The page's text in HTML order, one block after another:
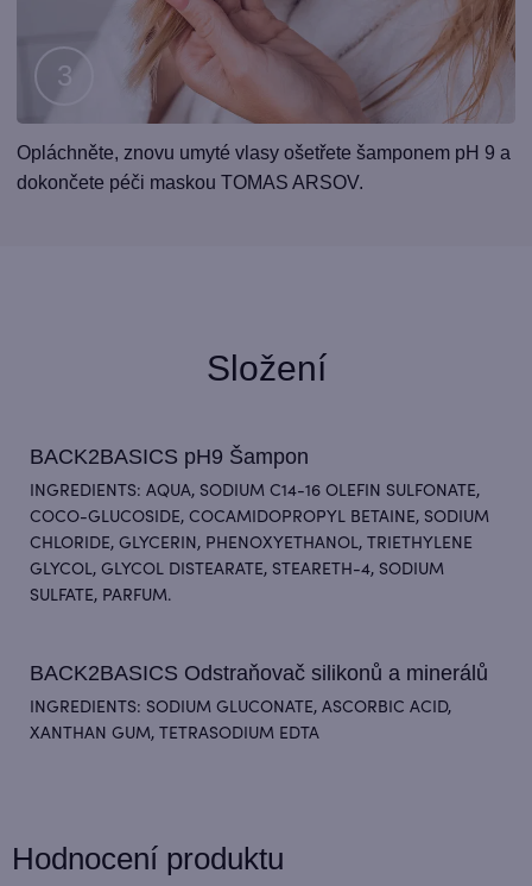
Krok
3
Opláchněte, znovu umyté vlasy ošetřete šamponem pH 9 a
dokončete péči maskou TOMAS ARSOV.
Složení
BACK2BASICS pH9 Šampon
INGREDIENTS: AQUA, SODIUM C14-16 OLEFIN SULFONATE,
COCO-GLUCOSIDE, COCAMIDOPROPYL BETAINE, SODIUM
CHLORIDE, GLYCERIN, PHENOXYETHANOL, TRIETHYLENE
GLYCOL, GLYCOL DISTEARATE, STEARETH-4, SODIUM
SULFATE, PARFUM.
BACK2BASICS Odstraňovač silikonů a minerálů
INGREDIENTS: SODIUM GLUCONATE, ASCORBIC ACID,
XANTHAN GUM, TETRASODIUM EDTA
Hodnocení produktu